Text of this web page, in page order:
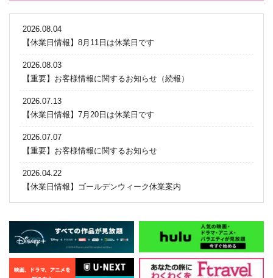
2026.08.04
【休業日情報】8月11日は休業日です
2026.08.03
【重要】お客様情報に関するお知らせ（続報）
2026.07.13
【休業日情報】7月20日は休業日です
2026.07.07
【重要】お客様情報に関するお知らせ
2026.04.22
【休業日情報】ゴールデンウィーク休業案内